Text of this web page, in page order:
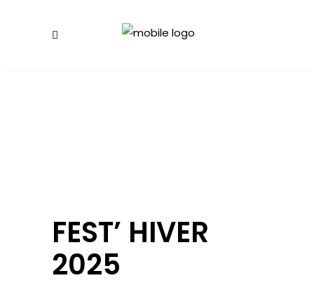
FEST’ HIVER
2025